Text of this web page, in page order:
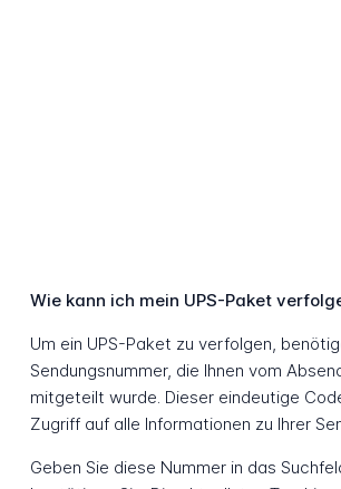
Wie kann ich mein UPS-Paket
Um ein UPS-Paket zu verfolgen,
Sendungsnummer, die Ihnen vom
mitgeteilt wurde. Dieser eindeutige
Zugriff auf alle Informationen zu Ihrer
Geben Sie diese Nummer in das